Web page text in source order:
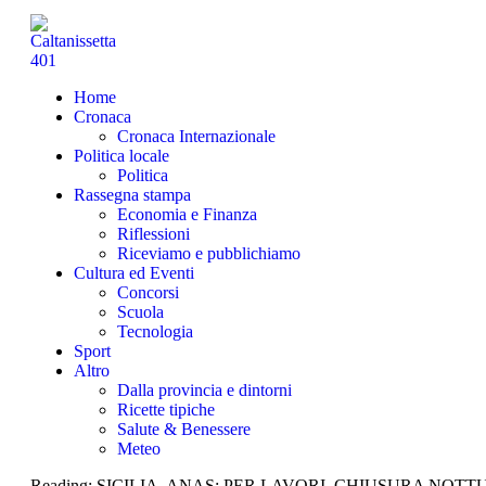
Home
Cronaca
Cronaca Internazionale
Politica locale
Politica
Rassegna stampa
Economia e Finanza
Riflessioni
Riceviamo e pubblichiamo
Cultura ed Eventi
Concorsi
Scuola
Tecnologia
Sport
Altro
Dalla provincia e dintorni
Ricette tipiche
Salute & Benessere
Meteo